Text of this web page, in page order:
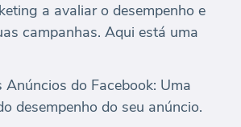
a avaliar o desempenho e
campanhas. Aqui está uma
Anúncios do Facebook: Uma
desempenho do seu anúncio.